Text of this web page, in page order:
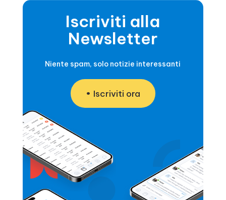
Iscriviti alla
Newsletter
Niente spam, solo notizie interessanti
Iscriviti ora